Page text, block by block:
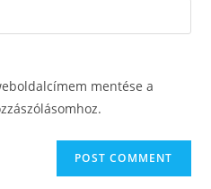
mentése a